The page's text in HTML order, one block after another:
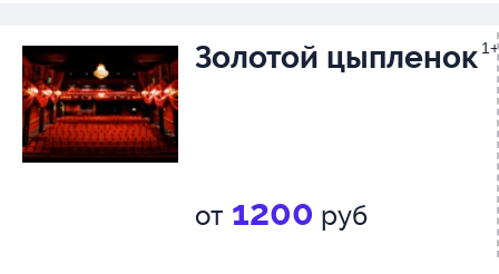
Премьера спектакля – март
Действующие лица и
Рассказчик
Иван Твердов, Яков Роткин
Золотой цыпленок 1+
от 1200 руб